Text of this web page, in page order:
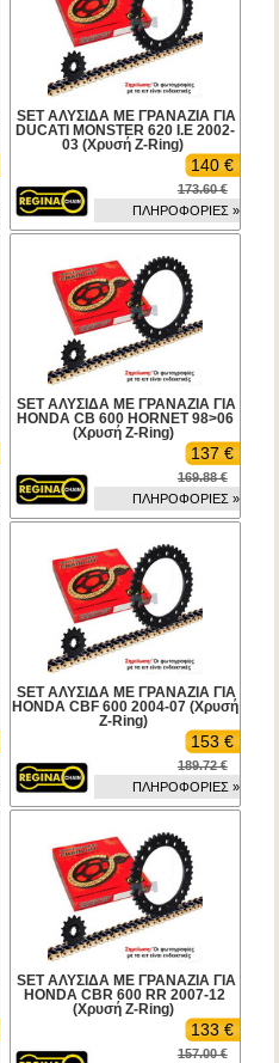
SET ΑΛΥΣΙΔΑ ΜΕ ΓΡΑΝΑΖΙΑ ΓΙΑ
DUCATI MONSTER 620 I.E 2002-
03 (Χρυσή Z-Ring)
140 €
173.60 €
ΠΛΗΡΟΦΟΡΙΕΣ »
SET ΑΛΥΣΙΔΑ ΜΕ ΓΡΑΝΑΖΙΑ ΓΙΑ
HONDA CB 600 HORNET 98>06
(Χρυσή Z-Ring)
137 €
169.88 €
ΠΛΗΡΟΦΟΡΙΕΣ »
SET ΑΛΥΣΙΔΑ ΜΕ ΓΡΑΝΑΖΙΑ ΓΙΑ
HONDA CBF 600 2004-07 (Χρυσή
Z-Ring)
153 €
189.72 €
ΠΛΗΡΟΦΟΡΙΕΣ »
SET ΑΛΥΣΙΔΑ ΜΕ ΓΡΑΝΑΖΙΑ ΓΙΑ
HONDA CBR 600 RR 2007-12
(Χρυσή Z-Ring)
133 €
157.00 €